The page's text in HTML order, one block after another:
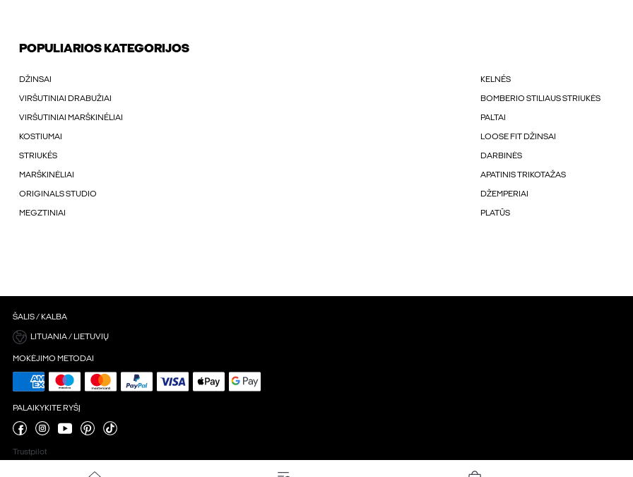
POPULIARIOS KATEGORIJOS
DŽINSAI KELNÉS
VIRŠUTINIAI DRABUŽIAI BOMBERIO STILIAUS STRIUKĖS
VIRŠUTINIAI MARŠKINÉLIAI PALTAI
KOSTIUMAI LOOSE FIT DŽINSAI
STRIUKÉS DARBINĖS
MARŠKINĖLIAI APATINIS TRIKOTAŽAS
ORIGINALS STUDIO DŽEMPERIAI
MEGZTINIAI PLATŪS
ŠALIS / KALBA
LITUANIA / LIETUVIŲ
MOKĖJIMO METODAI
PALAIKYKITE RYŠĮ
Trustpilot